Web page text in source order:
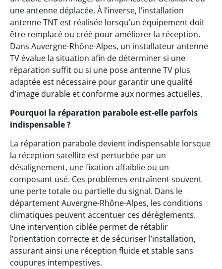
une antenne déplacée. À l’inverse, l’installation
antenne TNT est réalisée lorsqu’un équipement doit
être remplacé ou créé pour améliorer la réception.
Dans Auvergne-Rhône-Alpes, un installateur antenne
TV évalue la situation afin de déterminer si une
réparation suffit ou si une pose antenne TV plus
adaptée est nécessaire pour garantir une qualité
d’image durable et conforme aux normes actuelles.
Pourquoi la réparation parabole est-elle parfois
indispensable ?
La réparation parabole devient indispensable lorsque
la réception satellite est perturbée par un
désalignement, une fixation affaiblie ou un
composant usé. Ces problèmes entraînent souvent
une perte totale ou partielle du signal. Dans le
département Auvergne-Rhône-Alpes, les conditions
climatiques peuvent accentuer ces dérèglements.
Une intervention ciblée permet de rétablir
l’orientation correcte et de sécuriser l’installation,
assurant ainsi une réception fluide et stable sans
coupures intempestives.